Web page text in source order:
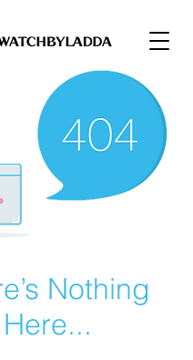
Nothing
Here...